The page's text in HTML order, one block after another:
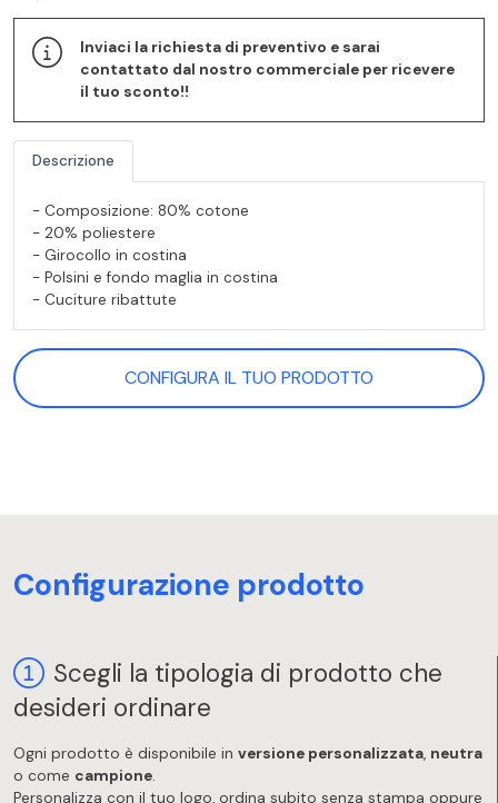
Inviaci la richiesta di preventivo e sarai
contattato dal nostro commerciale per ricevere
il tuo sconto!!
Descrizione
- Composizione: 80% cotone
- 20% poliestere
- Girocollo in costina
- Polsini e fondo maglia in costina
- Cuciture ribattute
CONFIGURA IL TUO PRODOTTO
Configurazione prodotto
Scegli la tipologia di prodotto che
desideri ordinare
Ogni prodotto è disponibile in versione personalizzata, neutra
o come campione.
Personalizza con il tuo logo, ordina subito senza stampa oppure